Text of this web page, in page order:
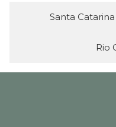
Santa Catarina
Rio